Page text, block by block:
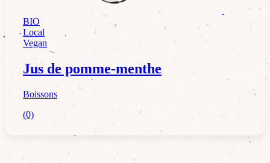
BIO
Local
Vegan
Jus de pomme-menthe
Boissons
(0)